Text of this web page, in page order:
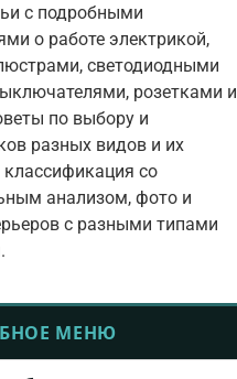
с подробными
о работе электрикой,
светодиодными
розетками и
по выбору и
разных видов и их
со
анализом, фото и
с разными типами
МЕНЮ